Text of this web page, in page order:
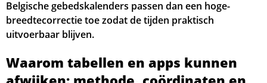
30, Zo 05:16 06:50 13:42 17:28 20:33
Belgische gebedskalenders passen dan een hoge-
breedtecorrectie toe zodat de tijden praktisch
uitvoerbaar blijven.
Waarom tabellen en apps kunnen